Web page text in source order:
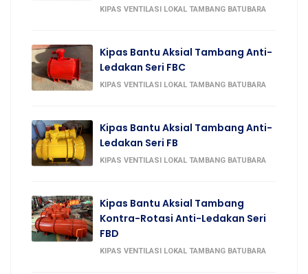
KIPAS VENTILASI LOKAL TAMBANG BATUBARA
Kipas Bantu Aksial Tambang Anti-
Ledakan Seri FBC
KIPAS VENTILASI LOKAL TAMBANG BATUBARA
Kipas Bantu Aksial Tambang Anti-
Ledakan Seri FB
KIPAS VENTILASI LOKAL TAMBANG BATUBARA
Kipas Bantu Aksial Tambang
Kontra-Rotasi Anti-Ledakan Seri
FBD
KIPAS VENTILASI LOKAL TAMBANG BATUBARA